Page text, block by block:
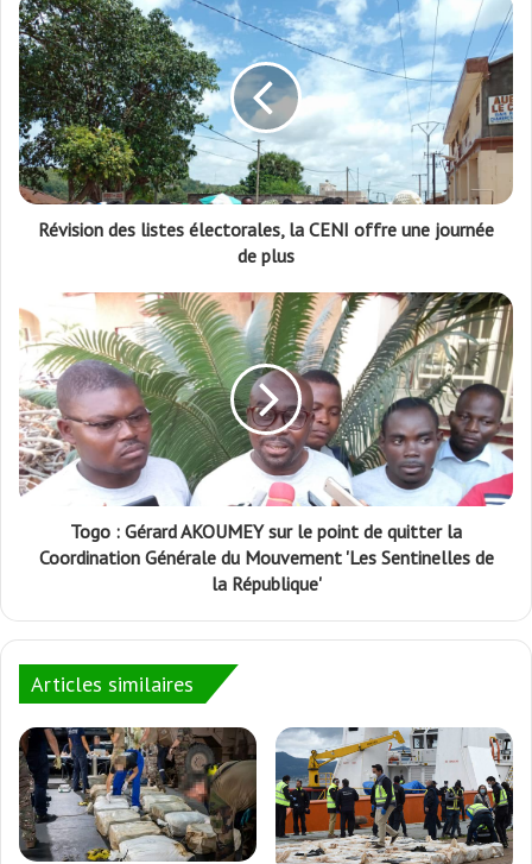
Révision des listes électorales, la CENI offre une journée
de plus
Togo : Gérard AKOUMEY sur le point de quitter la
Coordination Générale du Mouvement 'Les Sentinelles de
la République'
Articles similaires